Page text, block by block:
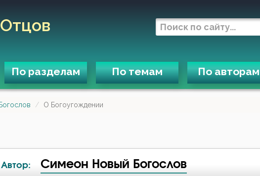
Отцов
По разделам По темам По авторам
О Богоугождении
Автор: Симеон Новый Богослов